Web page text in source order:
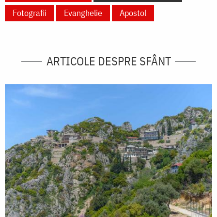
Fotografii
Evanghelie Apostol
ARTICOLE DESPRE SFÂNT